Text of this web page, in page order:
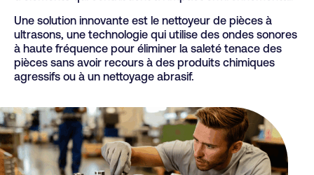
Une solution innovante est le nettoyeur de pièces à
ultrasons, une technologie qui utilise des ondes sonores
à haute fréquence pour éliminer la saleté tenace des
pièces sans avoir recours à des produits chimiques
agressifs ou à un nettoyage abrasif.